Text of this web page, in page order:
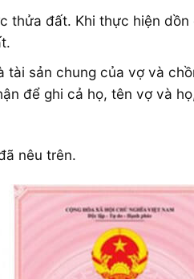
đất. Khi thực hiện
sản chung của vợ và
để ghi cả họ, tên vợ và
nêu trên.